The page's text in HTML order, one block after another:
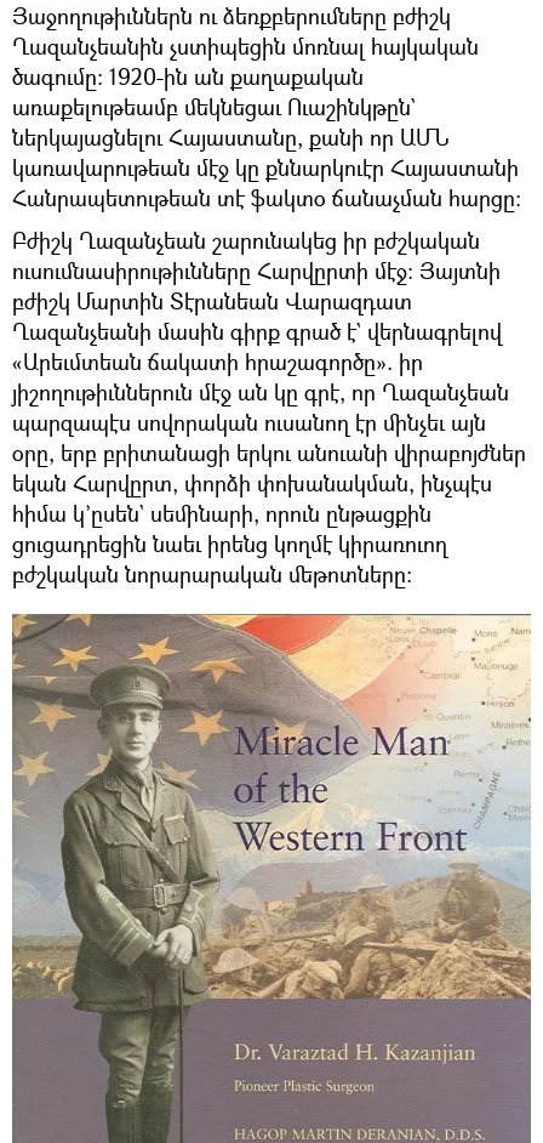
Յաջողութիւններն ու ձեռքբերումները բժիշկ
Ղազանչեանին չստիպեցին մոռնալ հայկական
ծագումը: 1920-ին ան քաղաքական
առաքելութեամբ մեկնեցաւ Ուաշինկթըն`
ներկայացնելու Հայաստանը, քանի որ ԱՄՆ
կառավարութեան մէջ կը քննարկուէր Հայաստանի
Հանրապետութեան տէ ֆակտօ ճանաչման հարցը:
Բժիշկ Ղազանչեան շարունակեց իր բժշկական
ուսումնասիրութիւնները Հարվըրտի մէջ: Յայտնի
բժիշկ Մարտին Տէրանեան Վարազդատ
Ղազանչեանի մասին գիրք գրած է` վերնագրելով
«Արեւմտեան ճակատի հրաշագործը». իր
յիշողութիւններուն մէջ ան կը գրէ, որ Ղազանչեան
պարզապէս սովորական ուսանող էր մինչեւ այն
օրը, երբ բրիտանացի երկու անուանի վիրաբոյժներ
եկան Հարվըրտ, փորձի փոխանակման, ինչպէս
հիմա կ’ըսեն` սեմինարի, որուն ընթացքին
ցուցադրեցին նաեւ իրենց կողմէ կիրառուող
բժշկական նորարարական մեթոտները: